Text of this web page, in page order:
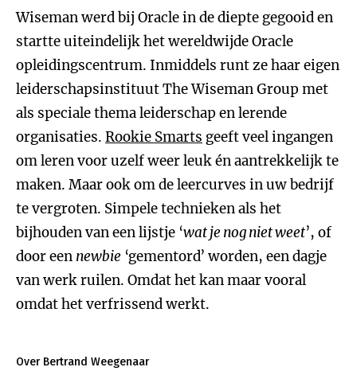
Wiseman werd bij Oracle in de diepte gegooid en
startte uiteindelijk het wereldwijde Oracle
opleidingscentrum. Inmiddels runt ze haar eigen
leiderschapsinstituut The Wiseman Group met
als speciale thema leiderschap en lerende
organisaties. Rookie Smarts geeft veel ingangen
om leren voor uzelf weer leuk én aantrekkelijk te
maken. Maar ook om de leercurves in uw bedrijf
te vergroten. Simpele technieken als het
bijhouden van een lijstje ‘wat je nog niet weet’, of
door een newbie ‘gementord’ worden, een dagje
van werk ruilen. Omdat het kan maar vooral
omdat het verfrissend werkt.
Over Bertrand Weegenaar